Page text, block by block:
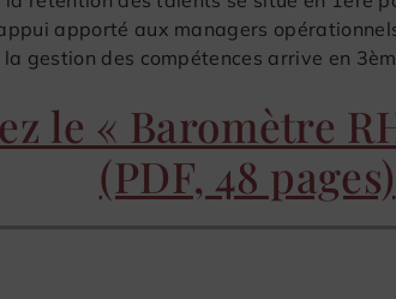
apporté aux managers
la gestion des compétences arrive en
le « Baromètre
(PDF, 48 pages)